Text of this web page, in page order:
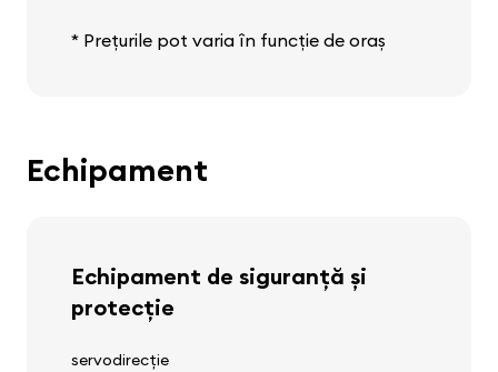
* Prețurile pot varia în funcție de oraș
Echipament
Echipament de siguranță și
protecție
servodirecție